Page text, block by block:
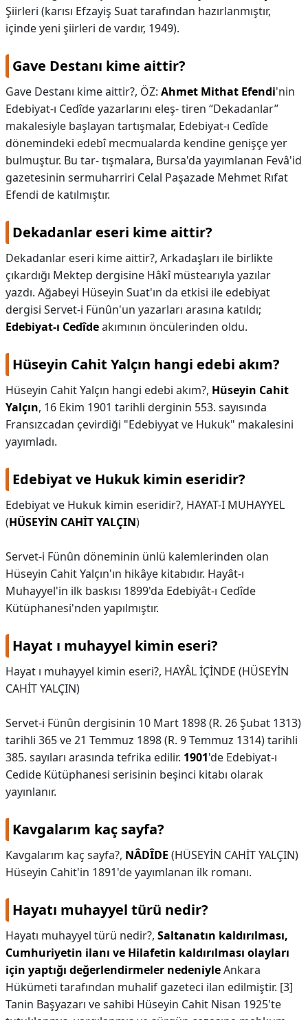
Şiirleri (karısı Efzayiş Suat tarafından hazırlanmıştır,
içinde yeni şiirleri de vardır, 1949).
Gave Destanı kime aittir?
Gave Destanı kime aittir?, ÖZ: Ahmet Mithat Efendi'nin
Edebiyat-ı Cedîde yazarlarını eleş- tiren “Dekadanlar”
makalesiyle başlayan tartışmalar, Edebiyat-ı Cedîde
dönemindeki edebî mecmualarda kendine genişçe yer
bulmuştur. Bu tar- tışmalara, Bursa'da yayımlanan Fevâ'id
gazetesinin sermuharriri Celal Paşazade Mehmet Rıfat
Efendi de katılmıştır.
Dekadanlar eseri kime aittir?
Dekadanlar eseri kime aittir?, Arkadaşları ile birlikte
çıkardığı Mektep dergisine Hâkî müstearıyla yazılar
yazdı. Ağabeyi Hüseyin Suat'ın da etkisi ile edebiyat
dergisi Servet-i Fünûn'un yazarları arasına katıldı;
Edebiyat-ı Cedîdeakımının öncülerinden oldu.
Hüseyin Cahit Yalçın hangi edebi akım?
Hüseyin Cahit Yalçın hangi edebi akım?, Hüseyin Cahit
Yalçın, 16 Ekim 1901 tarihli derginin 553. sayısında
Fransızcadan çevirdiği "Edebiyyat ve Hukuk" makalesini
yayımladı.
Edebiyat ve Hukuk kimin eseridir?
Edebiyat ve Hukuk kimin eseridir?, HAYAT-I MUHAYYEL
(HÜSEYİN CAHİT YALÇIN)
Servet-i Fünûn döneminin ünlü kalemlerinden olan
Hüseyin Cahit Yalçın'ın hikâye kitabıdır. Hayât-ı
Muhayyel'in ilk baskısı 1899'da Edebiyât-ı Cedîde
Kütüphanesi'nden yapılmıştır.
Hayat ı muhayyel kimin eseri?
Hayat ı muhayyel kimin eseri?, HAYÂL İÇİNDE (HÜSEYİN
CAHİT YALÇIN)
Servet-i Fünûn dergisinin 10 Mart 1898 (R. 26 Şubat 1313)
tarihli 365 ve 21 Temmuz 1898 (R. 9 Temmuz 1314) tarihli
385. sayıları arasında tefrika edilir. 1901'de Edebiyat-ı
Cedide Kütüphanesi serisinin beşinci kitabı olarak
yayınlanır.
Kavgalarım kaç sayfa?
Kavgalarım kaç sayfa?, NÂDÎDE (HÜSEYİN CAHİT YALÇIN)
Hüseyin Cahit'in 1891'de yayımlanan ilk romanı.
Hayatı muhayyel türü nedir?
Hayatı muhayyel türü nedir?, Saltanatın kaldırılması,
Cumhuriyetin ilanı ve Hilafetin kaldırılması olayları
için yaptığı değerlendirmeler nedeniyleAnkara
Hükümeti tarafından muhalif gazeteci ilan edilmiştir. [3]
Tanin Başyazarı ve sahibi Hüseyin Cahit Nisan 1925'te